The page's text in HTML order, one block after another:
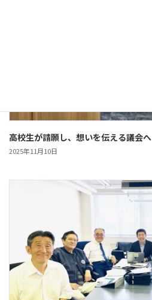
高校生が請願し、想いを伝える議会へ
2025年11月10日